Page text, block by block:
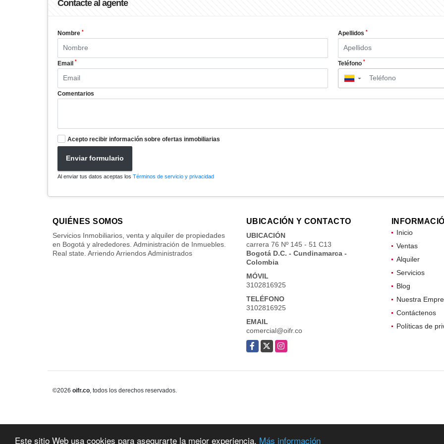
Este sitio Web usa cookies para asegurarte la mejor experiencia. Más información
Contacte al agente
Nombre * Apellidos *
Email * Teléfono *
▼
Comentarios
Acepto recibir información sobre ofertas inmobiliarias
Enviar formulario
Al enviar tus datos aceptas los Términos de servicio y privacidad
QUIÉNES SOMOS
Servicios Inmobiliarios, venta y alquiler de propiedades
en Bogotá y alrededores. Administración de Inmuebles.
Real state. Arriendo Arriendos Administrados
UBICACIÓN Y CONTACTO
UBICACIÓN
carrera 76 Nº 145 - 51 C13
Bogotá D.C. - Cundinamarca -
Colombia
MÓVIL
3102816925
TELÉFONO
3102816925
EMAIL
comercial@oifr.co
Facebook
X Instagram
Inicio
Ventas
Alquiler
Servicios
Blog
Nuestra
Contáctenos
Políticas de
©2026 oifr.co, todos los derechos reservados.